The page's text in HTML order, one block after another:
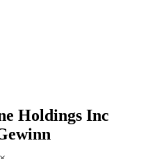
Holdings Inc